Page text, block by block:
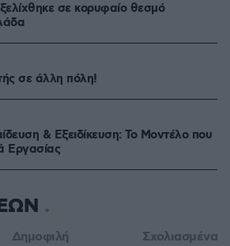
σε κορυφαίο θεσμό
σε άλλη πόλη!
& Εξειδίκευση: Το Mοντέλο που
Eργασίας
Δημοφιλή Σχολιασμένα